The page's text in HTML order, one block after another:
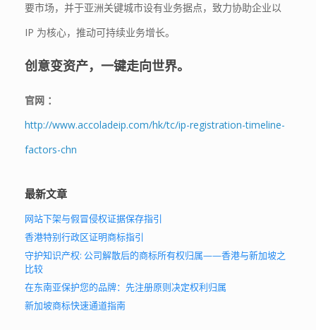
要市场，并于亚洲关键城市设有业务据点，致力协助企业以
IP 为核心，推动可持续业务增长。
创意变资产，一键走向世界。
官网 ：
http://www.accoladeip.com/hk/tc/ip-registration-timeline-
factors-chn
最新文章
网站下架与假冒侵权证据保存指引
香港特别行政区证明商标指引
守护知识产权: 公司解散后的商标所有权归属——香港与新加坡之
比较
在东南亚保护您的品牌：先注册原则决定权利归属
新加坡商标快速通道指南